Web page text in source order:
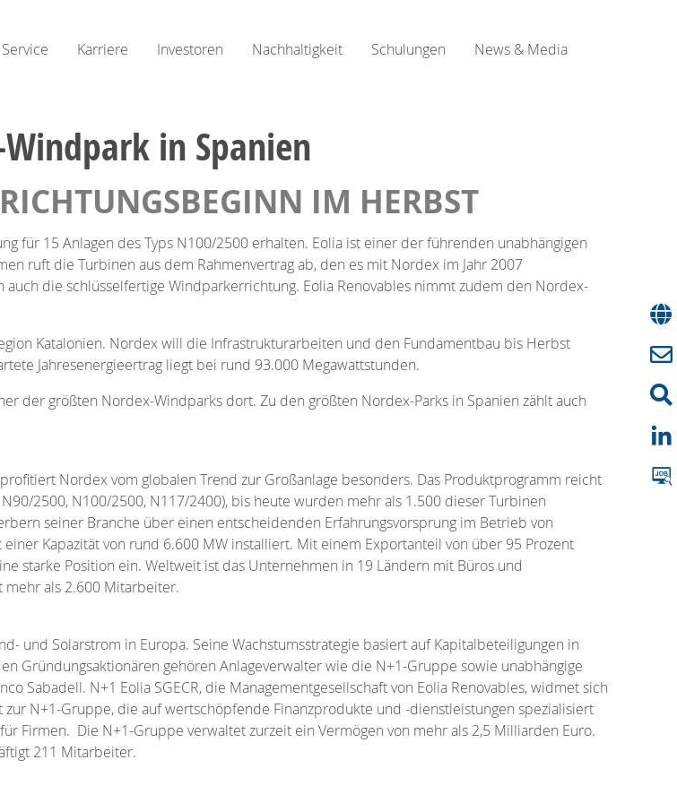
Service Karriere Investoren Nachhaltigkeit Schulungen News & Media
in Spanien
IM HERBST
für 15 Anlagen des Typs N100/2500 erhalten. Eolia ist einer der führenden unabhängigen
ruft die Turbinen aus dem Rahmenvertrag ab, den es mit Nordex im Jahr 2007
die schlüsselfertige Windparkerrichtung. Eolia Renovables nimmt zudem den Nordex-
Katalonien. Nordex will die Infrastrukturarbeiten und den Fundamentbau bis Herbst
Jahresenergieertrag liegt bei rund 93.000 Megawattstunden.
der größten Nordex-Windparks dort. Zu den größten Nordex-Parks in Spanien zählt auch
Nordex vom globalen Trend zur Großanlage besonders. Das Produktprogramm reicht
2500, N100/2500, N117/2400), bis heute wurden mehr als 1.500 dieser Turbinen
seiner Branche über einen entscheidenden Erfahrungsvorsprung im Betrieb von
Kapazität von rund 6.600 MW installiert. Mit einem Exportanteil von über 95 Prozent
starke Position ein. Weltweit ist das Unternehmen in 19 Ländern mit Büros und
als 2.600 Mitarbeiter.
und Solarstrom in Europa. Seine Wachstumsstrategie basiert auf Kapitalbeteiligungen in
Gründungsaktionären gehören Anlageverwalter wie die N+1-Gruppe sowie unabhängige
Sabadell. N+1 Eolia SGECR, die Managementgesellschaft von Eolia Renovables, widmet sich
N+1-Gruppe, die auf wertschöpfende Finanzprodukte und -dienstleistungen spezialisiert
Firmen. Die N+1-Gruppe verwaltet zurzeit ein Vermögen von mehr als 2,5 Milliarden Euro.
211 Mitarbeiter.